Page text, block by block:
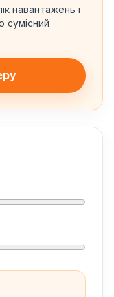
навантажень і
сумісний